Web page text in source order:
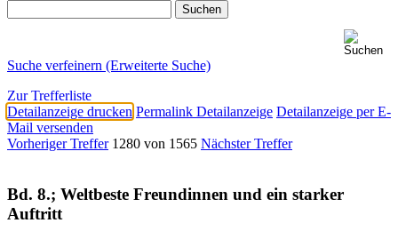
Suche verfeinern (Erweiterte Suche)
Zur Trefferliste
Detailanzeige drucken Permalink Detailanzeige Detailanzeige per E-
Mail versenden
Vorheriger Treffer 1280 von 1565 Nächster Treffer
Bd. 8.; Weltbeste Freundinnen und ein starker
Auftritt